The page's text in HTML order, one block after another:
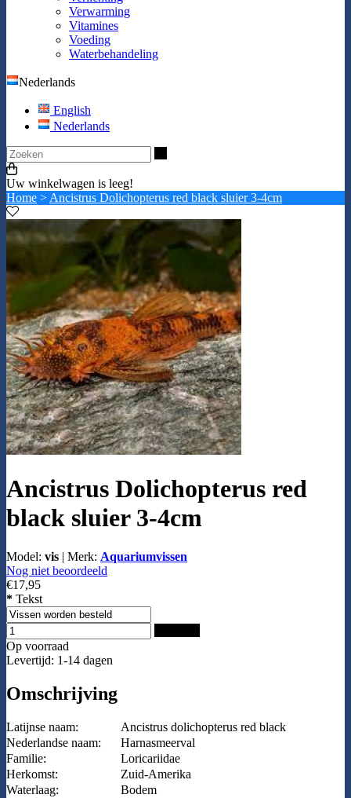
Verwarming
Vitamines
Voeding
Waterbehandeling
Nederlands
English
Nederlands
Uw winkelwagen is leeg!
Home > Ancistrus Dolichopterus red black sluier 3-4cm
Ancistrus Dolichopterus red
black sluier 3-4cm
Model: vis | Merk: Aquariumvissen
Nog niet beoordeeld
€17,95
* Tekst
Op voorraad
Levertijd: 1-14 dagen
Omschrijving
Latijnse naam:
Ancistrus dolichopterus red black
Nederlandse naam:
Harnasmeerval
Familie:
Loricariidae
Herkomst:
Zuid-Amerika
Waterlaag:
Bodem